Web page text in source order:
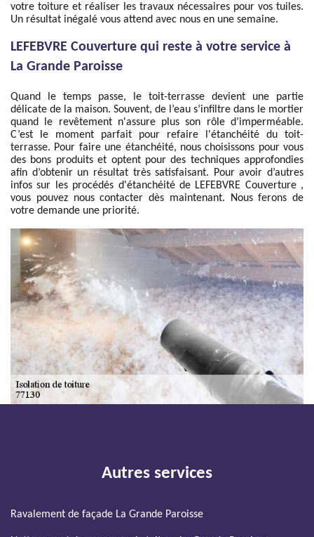
votre toiture et réaliser les travaux nécessaires pour vos tuiles.
Un résultat inégalé vous attend avec nous en une semaine.
LEFEBVRE Couverture qui reste à votre service à
La Grande Paroisse
Quand le temps passe, le toit-terrasse devient une partie
délicate de la maison. Souvent, de l’eau s’infiltre dans le mortier
quand le revêtement n'assure plus son rôle d’imperméable.
C’est le moment parfait pour refaire l'étanchéité du toit-
terrasse. Pour faire une étanchéité, nous choisissons pour vous
des bons produits et optent pour des techniques approfondies
afin d’obtenir un résultat très satisfaisant. Pour avoir d’autres
infos sur les procédés d'étanchéité de LEFEBVRE Couverture ,
vous pouvez nous contacter dès maintenant. Nous ferons de
votre demande une priorité.
Autres services
Ravalement de façade La Grande Paroisse